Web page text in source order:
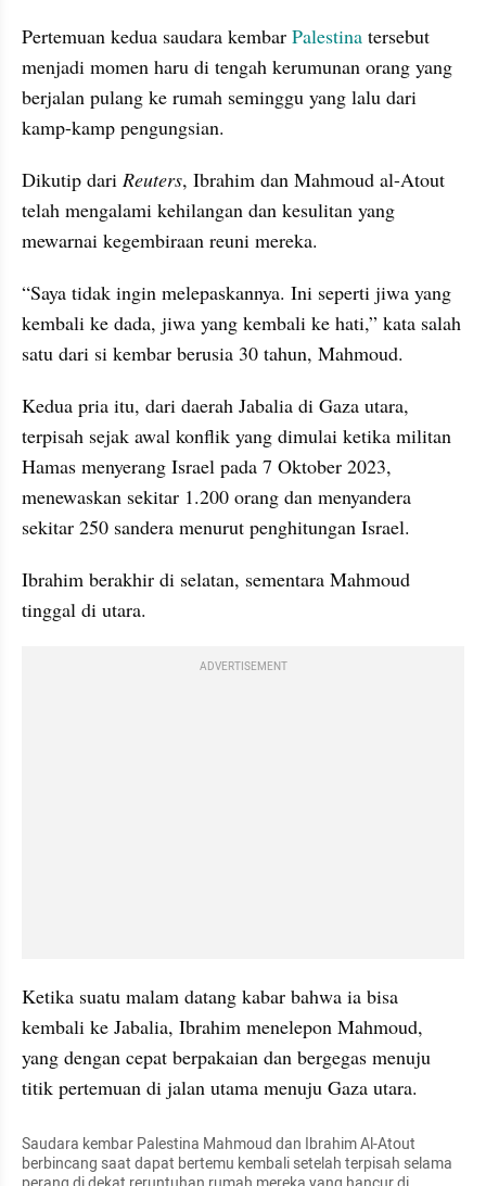
Pertemuan kedua saudara kembar Palestina tersebut
menjadi momen haru di tengah kerumunan orang yang
berjalan pulang ke rumah seminggu yang lalu dari
kamp-kamp pengungsian.
Dikutip dari Reuters, Ibrahim dan Mahmoud al-Atout
telah mengalami kehilangan dan kesulitan yang
mewarnai kegembiraan reuni mereka.
“Saya tidak ingin melepaskannya. Ini seperti jiwa yang
kembali ke dada, jiwa yang kembali ke hati,” kata salah
satu dari si kembar berusia 30 tahun, Mahmoud.
Kedua pria itu, dari daerah Jabalia di Gaza utara,
terpisah sejak awal konflik yang dimulai ketika militan
Hamas menyerang Israel pada 7 Oktober 2023,
menewaskan sekitar 1.200 orang dan menyandera
sekitar 250 sandera menurut penghitungan Israel.
Ibrahim berakhir di selatan, sementara Mahmoud
tinggal di utara.
ADVERTISEMENT
Ketika suatu malam datang kabar bahwa ia bisa
kembali ke Jabalia, Ibrahim menelepon Mahmoud,
yang dengan cepat berpakaian dan bergegas menuju
titik pertemuan di jalan utama menuju Gaza utara.
Saudara kembar Palestina Mahmoud dan Ibrahim Al-Atout
berbincang saat dapat bertemu kembali setelah terpisah selama